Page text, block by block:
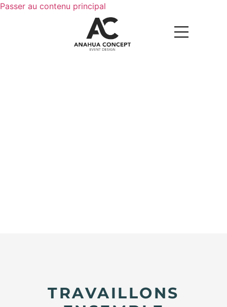
Passer au contenu principal
TRAVAILLONS